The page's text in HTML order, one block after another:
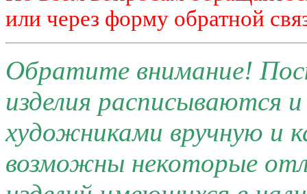
или через форму обратной
Обратите внимание!
изделия расписываются
художниками вручную и
возможны некоторые